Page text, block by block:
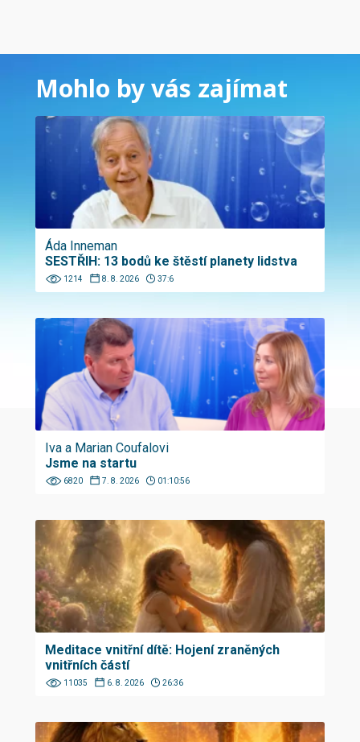
Mohlo by vás zajímat
Áda Inneman
SESTŘIH: 13 bodů ke štěstí planety lidstva
1214 8. 8. 2026 37:6
Iva a Marian Coufalovi
Jsme na startu
6820 7. 8. 2026 01:10:56
Meditace vnitřní dítě: Hojení zraněných
vnitřních částí
11035 6. 8. 2026 26:36